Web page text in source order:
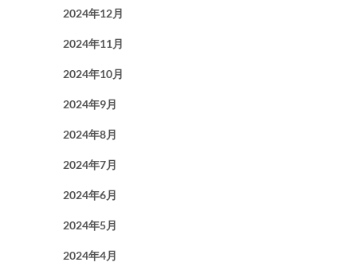
2024年12月
2024年11月
2024年10月
2024年9月
2024年8月
2024年7月
2024年6月
2024年5月
2024年4月